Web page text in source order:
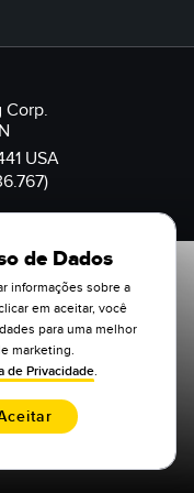
Corp.
USA
de Dados
informações sobre a
em aceitar, você
para uma melhor
marketing.
de Privacidade.